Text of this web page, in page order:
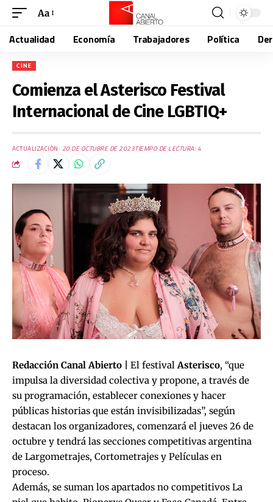
Aa
Actualidad Economía Trabajadores Política
CINE
Comienza el Asterisco Festival
Internacional de Cine LGBTIQ+
ACTUALIZACIÓN: 20 DE OCTUBRE DE 2023TIEMPO DE LECTURA: 4
Redacción Canal Abierto | El festivalAsterisco, “que
impulsa la diversidad colectiva y propone, a través de
su programación, establecer conexiones y hacer
públicas historias que están invisibilizadas”, según
destacan los organizadores, comenzará el jueves 26 de
octubre y tendrá las secciones competitivas argentina
de Largometrajes, Cortometrajes y Películas en
proceso.
Además, se suman los apartados no competitivos La